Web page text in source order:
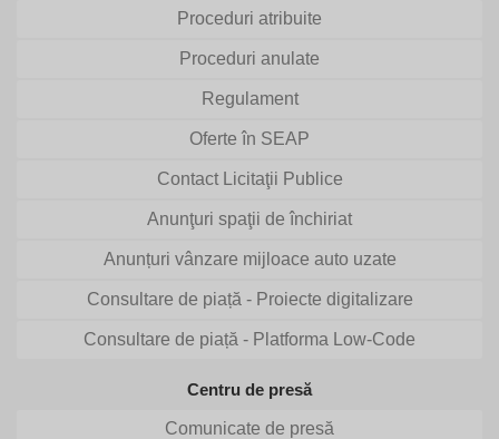
Proceduri atribuite
Proceduri anulate
Regulament
Oferte în SEAP
Contact Licitaţii Publice
Anunţuri spaţii de închiriat
Anunțuri vânzare mijloace auto uzate
Consultare de piață - Proiecte digitalizare
Consultare de piață - Platforma Low-Code
Centru de presă
Comunicate de presă